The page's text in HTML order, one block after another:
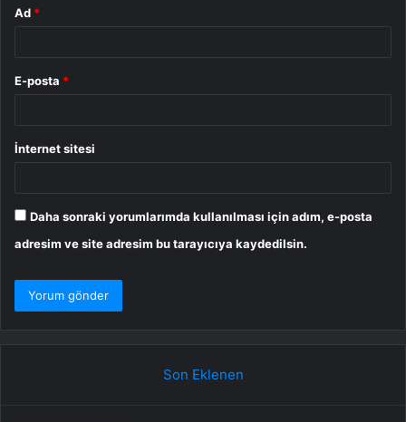
Ad *
E-posta *
İnternet sitesi
Daha sonraki yorumlarımda kullanılması için adım, e-posta
adresim ve site adresim bu tarayıcıya kaydedilsin.
Son Eklenen